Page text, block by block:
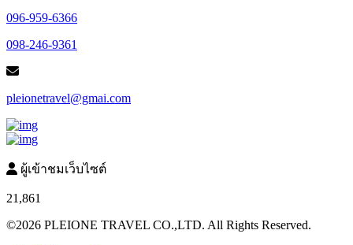
096-959-6366
098-246-9361
pleionetravel@gmai.com
ผู้เข้าชมเว็บไซต์
21,861
©2026 PLEIONE TRAVEL CO.,LTD. All Rights Reserved.